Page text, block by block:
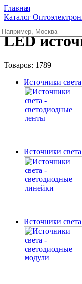
Главная
Каталог
LED
Товаров: 1789
Источники
Источники
Источники